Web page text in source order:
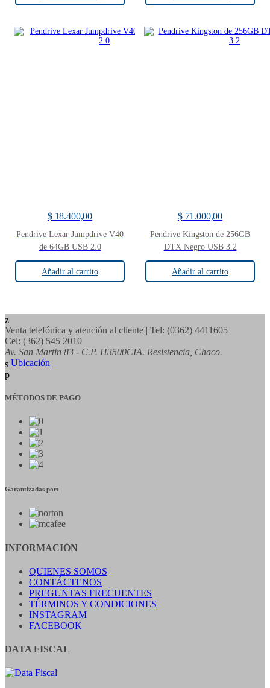
$18.400,00
Pendrive Lexar Jumpdrive V40
de 64GB USB 2.0
Añadir al carrito
$71.000,00
Pendrive Kingston de 256GB
DTX Negro USB 3.2
Añadir al carrito
Venta telefónica y atención al cliente | Tel: (0362) 4411605 |
Cel: (362) 545 2010
Av. San Martin 83 - C.P. H3500CIA. Resistencia, Chaco.
Ubicación
MÉTODOS DE PAGO
Garantizadas por:
INFORMACIÓN
QUIENES SOMOS
CONTÁCTENOS
PREGUNTAS FRECUENTES
TÉRMINOS Y CONDICIONES
INSTAGRAM
FACEBOOK
DATA FISCAL